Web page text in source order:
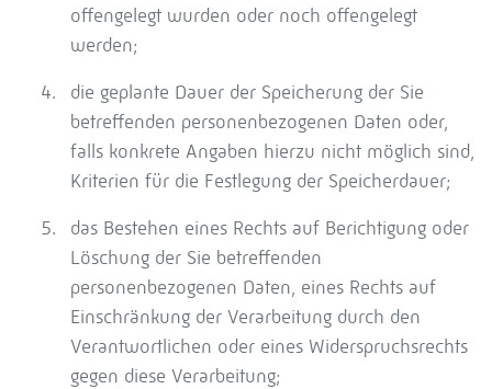
offengelegt wurden oder noch offengelegt
werden;
die geplante Dauer der Speicherung der Sie
betreffenden personenbezogenen Daten oder,
falls konkrete Angaben hierzu nicht möglich sind,
Kriterien für die Festlegung der Speicherdauer;
das Bestehen eines Rechts auf Berichtigung oder
Löschung der Sie betreffenden
personenbezogenen Daten, eines Rechts auf
Einschränkung der Verarbeitung durch den
Verantwortlichen oder eines Widerspruchsrechts
gegen diese Verarbeitung;